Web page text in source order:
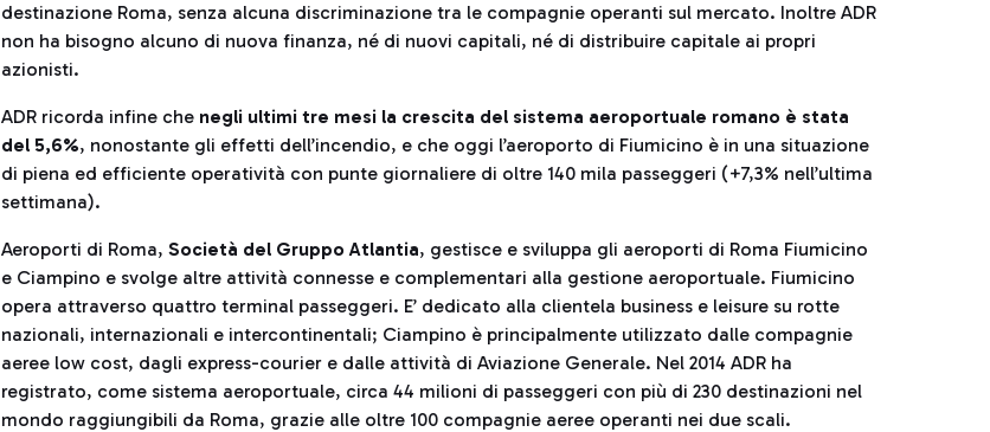
destinazione Roma, senza alcuna discriminazione tra le compagnie operanti sul mercato. Inoltre ADR
non ha bisogno alcuno di nuova finanza, né di nuovi capitali, né di distribuire capitale ai propri
azionisti.
ADR ricorda infine che negli ultimi tre mesi la crescita del sistema aeroportuale romano è stata
del 5,6%, nonostante gli effetti dell’incendio, e che oggi l’aeroporto di Fiumicino è in una situazione
di piena ed efficiente operatività con punte giornaliere di oltre 140 mila passeggeri (+7,3% nell’ultima
settimana).
Aeroporti di Roma, Società del Gruppo Atlantia, gestisce e sviluppa gli aeroporti di Roma Fiumicino
e Ciampino e svolge altre attività connesse e complementari alla gestione aeroportuale. Fiumicino
opera attraverso quattro terminal passeggeri. E’ dedicato alla clientela business e leisure su rotte
nazionali, internazionali e intercontinentali; Ciampino è principalmente utilizzato dalle compagnie
aeree low cost, dagli express-courier e dalle attività di Aviazione Generale. Nel 2014 ADR ha
registrato, come sistema aeroportuale, circa 44 milioni di passeggeri con più di 230 destinazioni nel
mondo raggiungibili da Roma, grazie alle oltre 100 compagnie aeree operanti nei due scali.